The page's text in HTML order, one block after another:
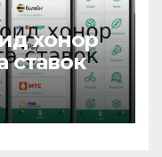
хонор